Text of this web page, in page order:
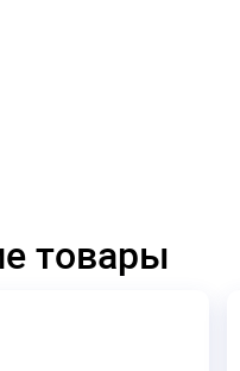
товары